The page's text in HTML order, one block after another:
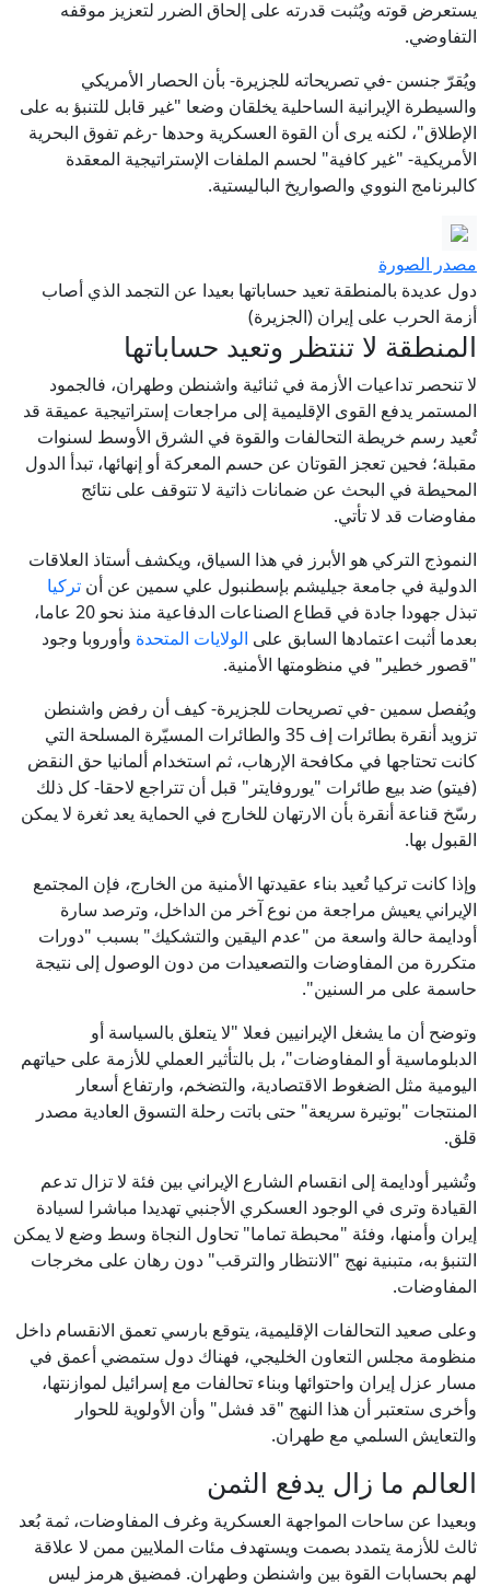
يستعرض قوته ويُثبت قدرته على إلحاق الضرر لتعزيز موقفه
التفاوضي.
ويُقرّ جنسن -في تصريحاته للجزيرة- بأن الحصار الأمريكي
والسيطرة الإيرانية الساحلية يخلقان وضعا "غير قابل للتنبؤ به على
الإطلاق"، لكنه يرى أن القوة العسكرية وحدها -رغم تفوق البحرية
الأمريكية- "غير كافية" لحسم الملفات الإستراتيجية المعقدة
كالبرنامج النووي والصواريخ الباليستية.
مصدر الصورة
دول عديدة بالمنطقة تعيد حساباتها بعيدا عن التجمد الذي أصاب
أزمة الحرب على إيران (الجزيرة)
المنطقة لا تنتظر وتعيد حساباتها
لا تنحصر تداعيات الأزمة في ثنائية واشنطن وطهران، فالجمود
المستمر يدفع القوى الإقليمية إلى مراجعات إستراتيجية عميقة قد
تُعيد رسم خريطة التحالفات والقوة في الشرق الأوسط لسنوات
مقبلة؛ فحين تعجز القوتان عن حسم المعركة أو إنهائها، تبدأ الدول
المحيطة في البحث عن ضمانات ذاتية لا تتوقف على نتائج
مفاوضات قد لا تأتي.
النموذج التركي هو الأبرز في هذا السياق، ويكشف أستاذ العلاقات
الدولية في جامعة جيليشم بإسطنبول علي سمين عن أن تركيا
تبذل جهودا جادة في قطاع الصناعات الدفاعية منذ نحو 20 عاما،
بعدما أثبت اعتمادها السابق على الولايات المتحدة وأوروبا وجود
"قصور خطير" في منظومتها الأمنية.
ويُفصل سمين -في تصريحات للجزيرة- كيف أن رفض واشنطن
تزويد أنقرة بطائرات إف 35 والطائرات المسيّرة المسلحة التي
كانت تحتاجها في مكافحة الإرهاب، ثم استخدام ألمانيا حق النقض
(فيتو) ضد بيع طائرات "يوروفايتر" قبل أن تتراجع لاحقا- كل ذلك
رسّخ قناعة أنقرة بأن الارتهان للخارج في الحماية يعد ثغرة لا يمكن
القبول بها.
وإذا كانت تركيا تُعيد بناء عقيدتها الأمنية من الخارج، فإن المجتمع
الإيراني يعيش مراجعة من نوع آخر من الداخل، وترصد سارة
أودايمة حالة واسعة من "عدم اليقين والتشكيك" بسبب "دورات
متكررة من المفاوضات والتصعيدات من دون الوصول إلى نتيجة
حاسمة على مر السنين".
وتوضح أن ما يشغل الإيرانيين فعلا "لا يتعلق بالسياسة أو
الدبلوماسية أو المفاوضات"، بل بالتأثير العملي للأزمة على حياتهم
اليومية مثل الضغوط الاقتصادية، والتضخم، وارتفاع أسعار
المنتجات "بوتيرة سريعة" حتى باتت رحلة التسوق العادية مصدر
قلق.
وتُشير أودايمة إلى انقسام الشارع الإيراني بين فئة لا تزال تدعم
القيادة وترى في الوجود العسكري الأجنبي تهديدا مباشرا لسيادة
إيران وأمنها، وفئة "محبطة تماما" تحاول النجاة وسط وضع لا يمكن
التنبؤ به، متبنية نهج "الانتظار والترقب" دون رهان على مخرجات
المفاوضات.
وعلى صعيد التحالفات الإقليمية، يتوقع بارسي تعمق الانقسام داخل
منظومة مجلس التعاون الخليجي، فهناك دول ستمضي أعمق في
مسار عزل إيران واحتوائها وبناء تحالفات مع إسرائيل لموازنتها،
وأخرى ستعتبر أن هذا النهج "قد فشل" وأن الأولوية للحوار
والتعايش السلمي مع طهران.
العالم ما زال يدفع الثمن
وبعيدا عن ساحات المواجهة العسكرية وغرف المفاوضات، ثمة بُعد
ثالث للأزمة يتمدد بصمت ويستهدف مئات الملايين ممن لا علاقة
لهم بحسابات القوة بين واشنطن وطهران. فمضيق هرمز ليس